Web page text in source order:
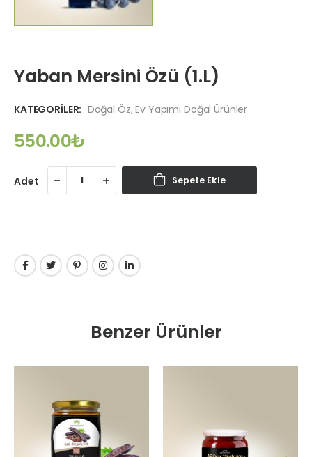
Yaban Mersini Özü (1.L)
KATEGORILER: Doğal Öz,Ev Yapımı Doğal Ürünler
550.00₺
Adet Sepete Ekle
Benzer Ürünler